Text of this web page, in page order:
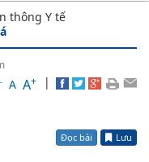
thông Y tế
- A A+ |
Đọc bài Lưu